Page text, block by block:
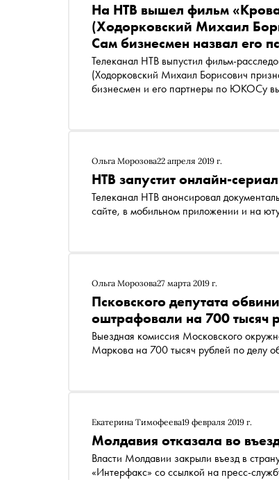
На НТВ вышел фильм
(Ходорковский Михаил
Сам бизнесмен назвал его
Телеканал НТВ
(Ходорковский Михаил Борисович
бизнесмен и его партнеры по ЮКОСу
Ольга Морозова22 апреля 2019 г.
НТВ запустит онлайн-
Телеканал НТВ анонсировал документальный онлайн-сериал «Намедни», который будет выходить на
сайте, в мобильном приложении и на
Ольга Морозова27 марта 2019 г.
Псковского депутата
оштрафовали на 700 тысяч
Выездная комиссия Московского
Маркова на 700 тысяч рублей по делу
Екатерина Тимофеева19 февраля 2019 г.
Молдавия отказала во
Власти Молдавии закрыли въезд в
«Интерфакс» со ссылкой на пресс-